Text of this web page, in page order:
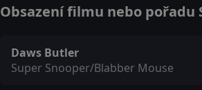
Obsazení filmu nebo pořadu
Daws Butler
Super Snooper/Blabber Mouse